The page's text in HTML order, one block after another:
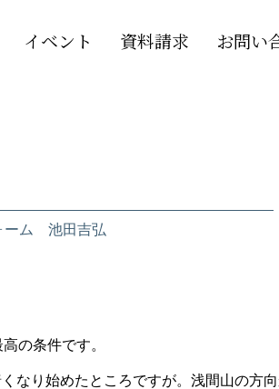
イベント 資料請求 お問い
ーム 池田吉弘
の条件です。
なり始めたところですが。浅間山の方